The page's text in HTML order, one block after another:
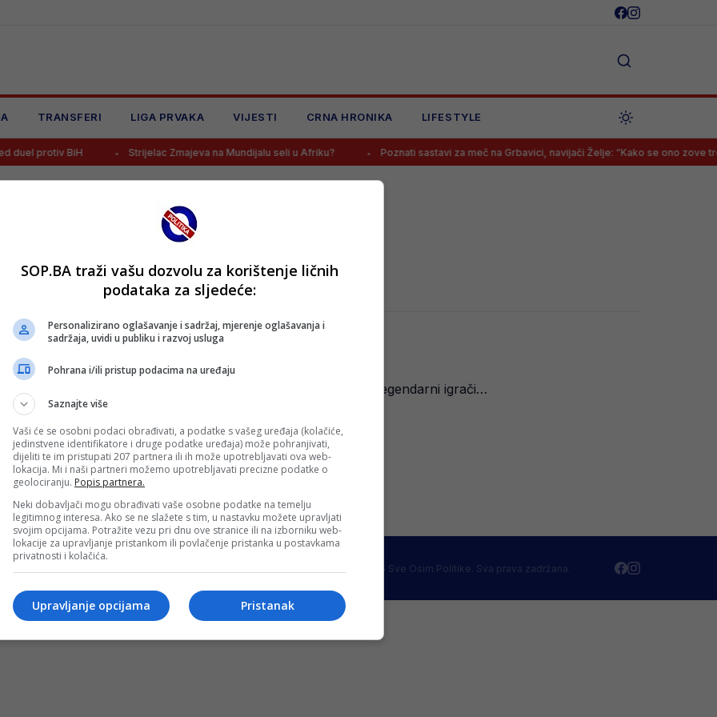
TRANSFERI LIGA PRVAKA VIJESTI CRNA HRONIKA LIFESTYLE
protiv BiH Strijelac Zmajeva na Mundijalu seli u Afriku? Poznati sastavi za meč na Grbavici, navijači Želje: “Kako se ono zove
plaću, a sad mu pakuje kofere
– to je simbol nogometne veličine koji su kroz historiju nosili legendarni igrači…
© 2026 Sve Osim Politike. Sva prava zadržana.
SOP.BA traži vašu dozvolu za korištenje ličnih
podataka za sljedeće:
Personalizirano oglašavanje i sadržaj, mjerenje oglašavanja i
sadržaja, uvidi u publiku i razvoj usluga
Pohrana i/ili pristup podacima na uređaju
Saznajte više
Vaši će se osobni podaci obrađivati, a podatke s vašeg uređaja (kolačiće,
jedinstvene identifikatore i druge podatke uređaja) može pohranjivati,
dijeliti te im pristupati 207 partnera ili ih može upotrebljavati ova web-
lokacija. Mi i naši partneri možemo upotrebljavati precizne podatke o
geolociranju. Popis partnera.
Neki dobavljači mogu obrađivati vaše osobne podatke na temelju
legitimnog interesa. Ako se ne slažete s tim, u nastavku možete upravljati
svojim opcijama. Potražite vezu pri dnu ove stranice ili na izborniku web-
lokacije za upravljanje pristankom ili povlačenje pristanka u postavkama
privatnosti i kolačića.
Pristanak
Upravljanje opcijama